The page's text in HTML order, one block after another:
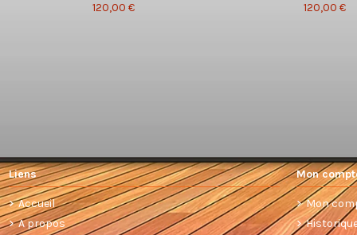
120,00 €
120,00 €
Liens
Accueil
A propos
Mon
Mon